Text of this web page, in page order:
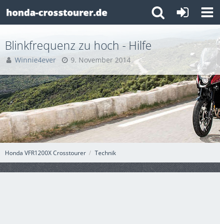
Honda VFR1200X Crosstourer Technik
Blinkfrequenz zu hoch - Hilfe
Winnie4ever 9. November 2014